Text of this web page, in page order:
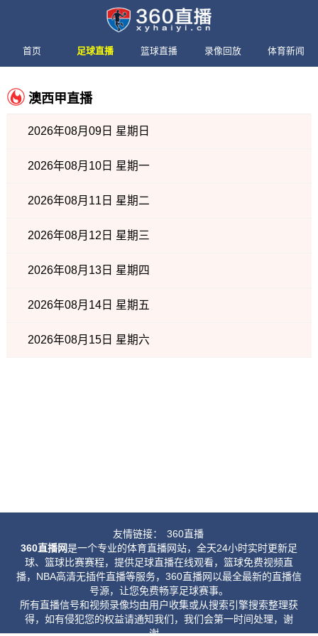
首页 足球直播 篮球直播 录像回放 体育新闻
澳西甲直播
2026年08月09日 星期日
2026年08月10日 星期一
2026年08月11日 星期二
2026年08月12日 星期三
2026年08月13日 星期四
2026年08月14日 星期五
2026年08月15日 星期六
友情链接：
360直播
360直播网是一个专业的体育直播网站，全天24小时实时更新足
球、篮球比赛赛程，提供足球直播在线观看，篮球免费视频直
播，NBA高清无插件直播等服务，360直播网以最全最新的直播信
号源，让您免费畅享足球赛事。
所有直播信号和视频录像均由用户收集或从搜索引擎搜索整理获
得，如有侵犯您的权益请通知我们，我们会第一时间处理，谢
谢。